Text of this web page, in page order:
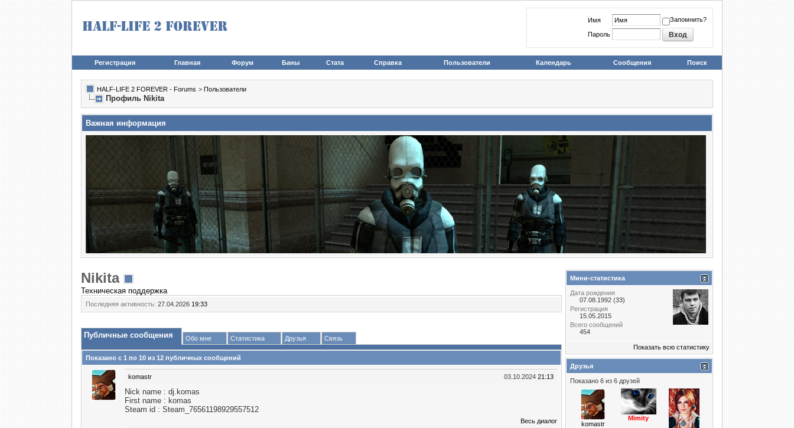
Имя Запомнить?
Пароль
Регистрация Главная Форум Баны Стата Справка Пользователи Календарь Сообщения Поиск
HALF-LIFE 2 FOREVER - Forums > Пользователи
Профиль Nikita
Важная информация
Nikita
Техническая поддержка
Последняя активность: 27.04.2026 19:33
Публичные сообщения Обо мне Статистика Друзья Связь
Показано с 1 по 10 из 12 публичных сообщений
03.10.2024 21:13
komastr
Nick name : dj.komas
First name : komas
Steam id : Steam_76561198929557512
Весь диалог
Мини-статистика
Дата рождения
07.08.1992 (33)
Регистрация
15.05.2015
Всего сообщений
454
Показать всю статистику
Друзья
Показано 6 из 6 друзей
komastr
Mimity